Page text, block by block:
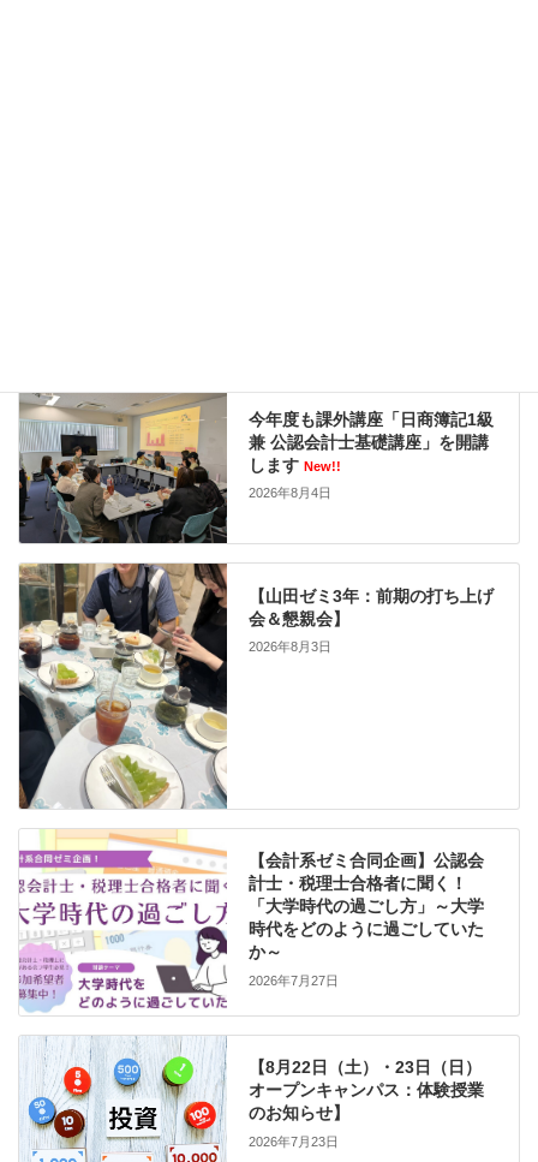
今年度も課外講座「日商簿記1級
兼 公認会計士基礎講座」を開講
します New!!
2026年8月4日
【山田ゼミ3年：前期の打ち上げ
会＆懇親会】
2026年8月3日
【会計系ゼミ合同企画】公認会
計士・税理士合格者に聞く！
「大学時代の過ごし方」～大学
時代をどのように過ごしていた
か～
2026年7月27日
【8月22日（土）・23日（日）
オープンキャンパス：体験授業
のお知らせ】
2026年7月23日